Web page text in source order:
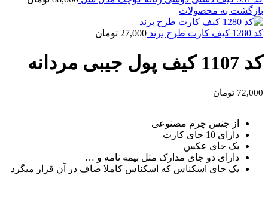
بازگشت به محصولات
کد 1280 کیف کارت طرح برند 27,000 تومان
کد 1107 کیف پول جیبی مردانه
72,000 تومان
از جنس چرم مصنوعی
دارای 10 جای کارت
یک حای عکس
دارای دو جای مدارک مثل بیمه نامه و …
یک جای اسکناس که اسکناس کاملا صاف در آن قرار میگرد